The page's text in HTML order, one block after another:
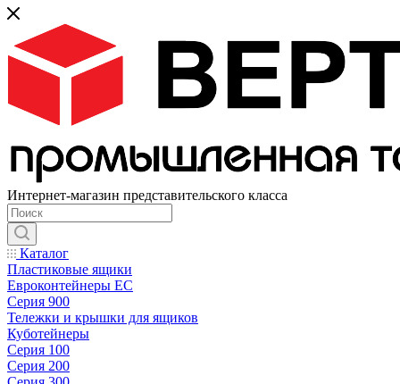
Интернет-магазин представительского класса
Каталог
Пластиковые ящики
Евроконтейнеры ЕС
Серия 900
Тележки и крышки для ящиков
Куботейнеры
Серия 100
Серия 200